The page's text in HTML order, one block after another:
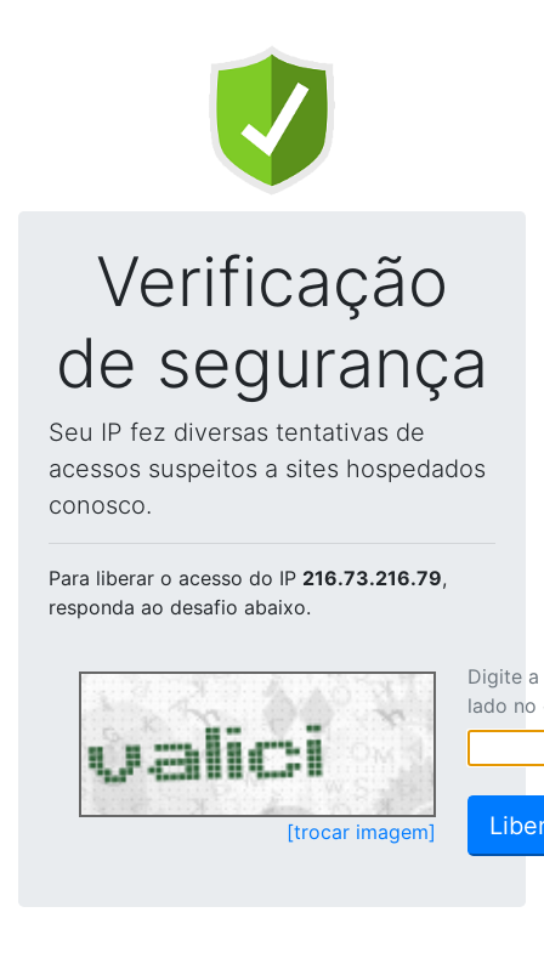
Verificação
de segurança
Seu IP fez diversas tentativas de
acessos suspeitos a sites hospedados
conosco.
Para liberar o acesso do IP 216.73.216.79,
responda ao desafio abaixo.
[trocar imagem]
Digite
lado no